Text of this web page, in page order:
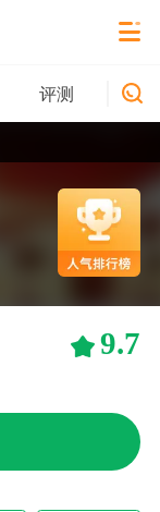
评测 新游
9.7